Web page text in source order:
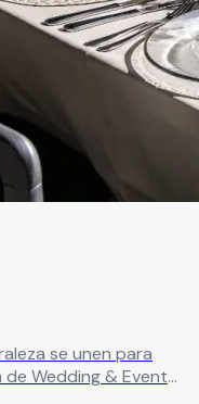
se unen para
Wedding & Event